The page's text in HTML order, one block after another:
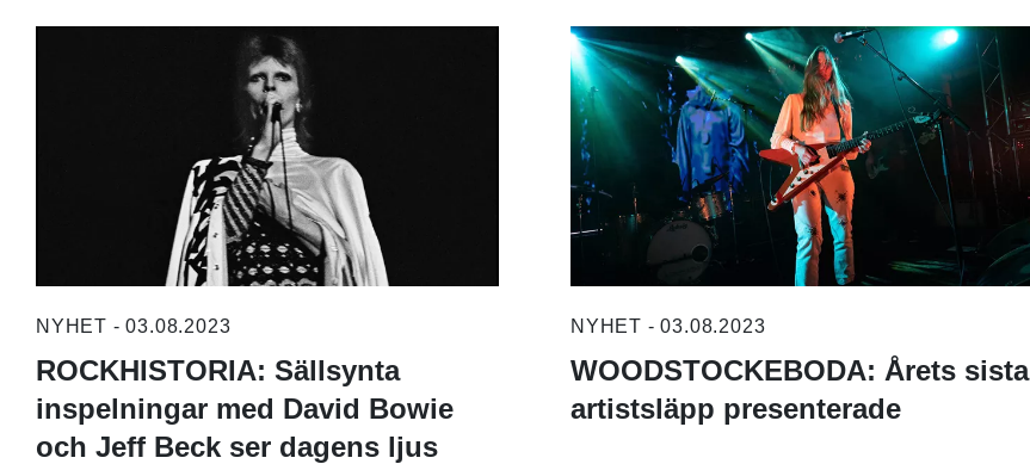
NYHET - 03.08.2023
ROCKHISTORIA: Sällsynta
inspelningar med David Bowie
och Jeff Beck ser dagens ljus
NYHET - 03.08.2023
WOODSTOCKEBODA: Årets sista
artistsläpp presenterade